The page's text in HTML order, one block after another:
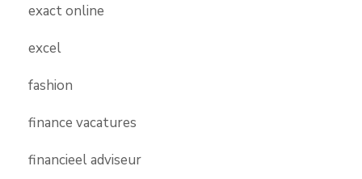
exact online
excel
fashion
finance vacatures
financieel adviseur